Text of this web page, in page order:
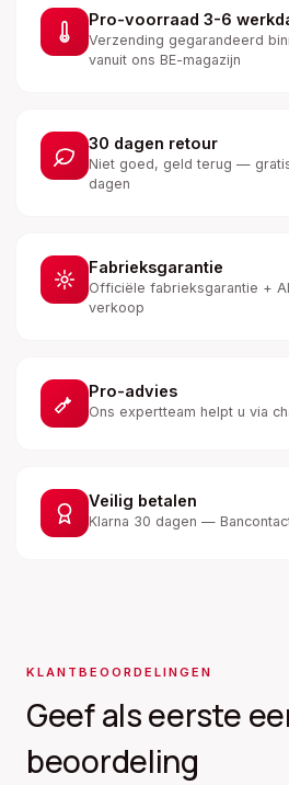
Pro-voorraad 3-6
Verzending gegarandeerd
vanuit ons BE-magazijn
30 dagen retour
Niet goed, geld terug —
dagen
Fabrieksgarantie
Officiële fabrieksgarantie +
verkoop
Pro-advies
Ons expertteam helpt u via
Veilig betalen
Klarna 30 dagen —
KLANTBEOORDELINGEN
Geef als eerste
beoordeling